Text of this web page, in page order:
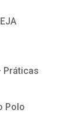
Práticas
Polo